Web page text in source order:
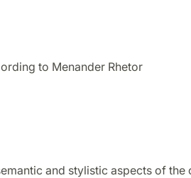
to Menander Rhetor
and stylistic aspects of the